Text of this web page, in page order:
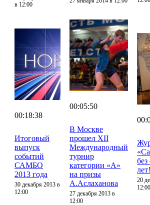
в 12:00
00:18:38
Итоговый
выпуск
событий
САМБО
2013 года
30 декабря 2013 в
12:00
00:05:50
В Москве
прошел XII
Международный
турнир
категории «А»
на призы
А.Аслаханова
27 декабря 2013 в
12:00
лет!
20
12:00